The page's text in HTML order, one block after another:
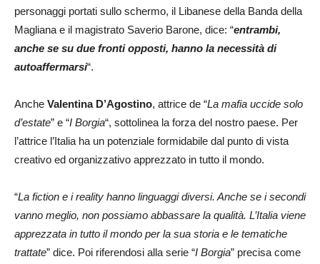
personaggi portati sullo schermo, il Libanese della Banda della
Magliana e il magistrato Saverio Barone, dice: “entrambi,
anche se su due fronti opposti, hanno la necessità di
autoaffermarsi“.
Anche Valentina D’Agostino, attrice de “La mafia uccide solo
d’estate” e “I Borgia“, sottolinea la forza del nostro paese. Per
l’attrice l’Italia ha un potenziale formidabile dal punto di vista
creativo ed organizzativo apprezzato in tutto il mondo.
“La fiction e i reality hanno linguaggi diversi. Anche se i secondi
vanno meglio, non possiamo abbassare la qualità. L’Italia viene
apprezzata in tutto il mondo per la sua storia e le tematiche
trattate” dice. Poi riferendosi alla serie “I Borgia” precisa come